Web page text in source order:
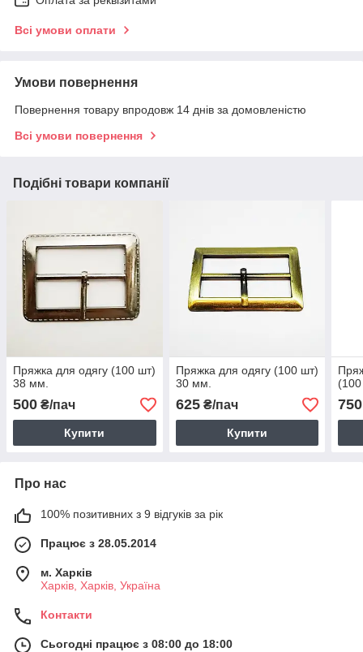
Всі умови оплати
Умови повернення
Повернення товару впродовж 14 днів за домовленістю
Всі умови повернення
Подібні товари компанії
Пряжка для одягу (100 шт)
38 мм.
500 ₴/пач
Купити
Пряжка для одягу (100 шт)
30 мм.
625₴/пач
Купити
750
Про нас
100% позитивних з 9 відгуків за рік
Працює з 28.05.2014
м. Харків
Харків, Харків, Україна
Контакти
Сьогодні працює з 08:00 до 18:00